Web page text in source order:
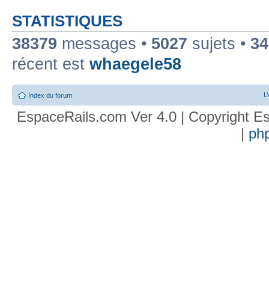
STATISTIQUES
38379 messages • 5027 sujets •
récent est whaegele58
Index du forum
EspaceRails.com Ver 4.0 | Copyright
|